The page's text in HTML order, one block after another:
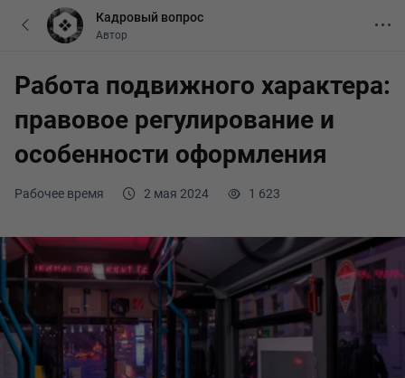
Рабочее время 2 мая 2024 1 623
Работа подвижного характера:
правовое регулирование и
особенности оформления
Кадровый вопрос
Автор